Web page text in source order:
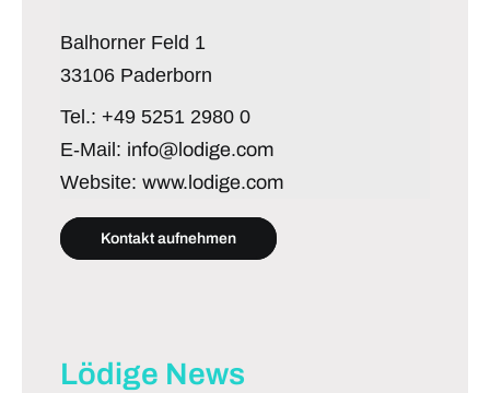
Balhorner Feld 1
33106 Paderborn
Tel.: +49 5251 2980 0
E-Mail: info@lodige.com
Website: www.lodige.com
Kontakt aufnehmen
Lödige News